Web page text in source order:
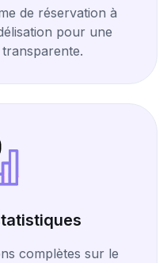
de réservation à
pour une
complètes sur le